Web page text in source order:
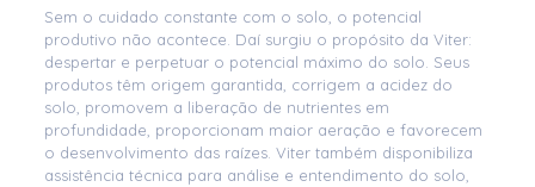
Sem o cuidado constante com o solo, o potencial
produtivo não acontece. Daí surgiu o propósito da Viter:
despertar e perpetuar o potencial máximo do solo. Seus
produtos têm origem garantida, corrigem a acidez do
solo, promovem a liberação de nutrientes em
profundidade, proporcionam maior aeração e favorecem
o desenvolvimento das raízes. Viter também disponibiliza
assistência técnica para análise e entendimento do solo,